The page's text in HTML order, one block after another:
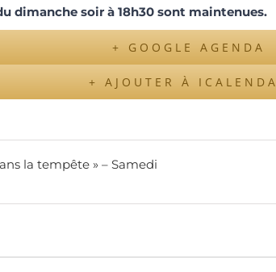
dimanche soir à 18h30 sont maintenues.
+ GOOGLE AGENDA
+ AJOUTER À
la tempête » – Samedi